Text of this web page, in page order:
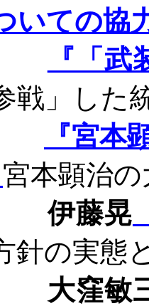
いての協
『「
戦」した
『宮本
宮本顕治の
伊藤晃
針の実態
敏